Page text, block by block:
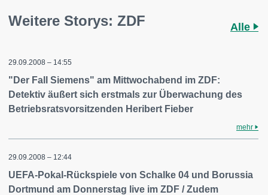
Weitere Storys: ZDF Alle
29.09.2008 – 14:55
"Der Fall Siemens" am Mittwochabend im ZDF:
Detektiv äußert sich erstmals zur Überwachung des
Betriebsratsvorsitzenden Heribert Fieber
mehr
29.09.2008 – 12:44
UEFA-Pokal-Rückspiele von Schalke 04 und Borussia
Dortmund am Donnerstag live im ZDF / Zudem